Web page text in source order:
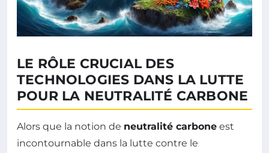
LE RÔLE CRUCIAL DES
TECHNOLOGIES DANS LA LUTTE
POUR LA NEUTRALITÉ CARBONE
Alors que la notion de neutralité carbone est
incontournable dans la lutte contre le